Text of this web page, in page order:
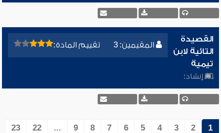
المقيمين: 3 تقييم المادة:
القصيدة
التائية لابن
تيمية
إنشاد:
1
2
3
4
5
6
7
8
9
...
22
23